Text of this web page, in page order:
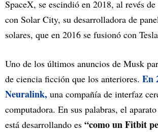
SpaceX, se escindió en 2018, al revés
con Solar City, su desarrolladora de
solares, que en 2016 se fusionó con
Uno de los últimos anuncios de Musk
de ciencia ficción que los anteriores. En
Neuralink, una compañía de interfaz
computadora. En sus palabras, el
está desarrollando es “como un Fitbit